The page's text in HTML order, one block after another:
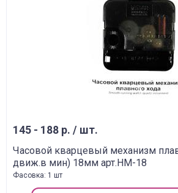
145 - 188 р. / шт.
Часовой кварцевый механизм
движ.в мин) 18мм арт.HM-18
Фасовка: 1 шт